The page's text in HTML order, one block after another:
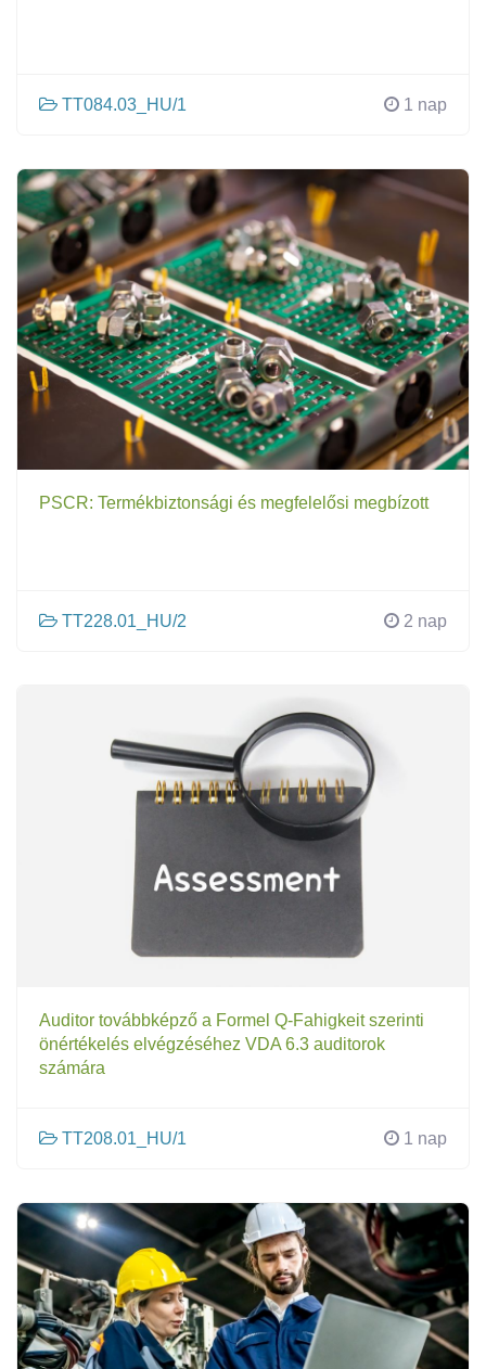
TT084.03_HU/1 1 nap
PSCR: Termékbiztonsági és megfelelősi megbízott
TT228.01_HU/2 2 nap
Auditor továbbképző a Formel Q-Fahigkeit szerinti
önértékelés elvégzéséhez VDA 6.3 auditorok
számára
TT208.01_HU/1 1 nap